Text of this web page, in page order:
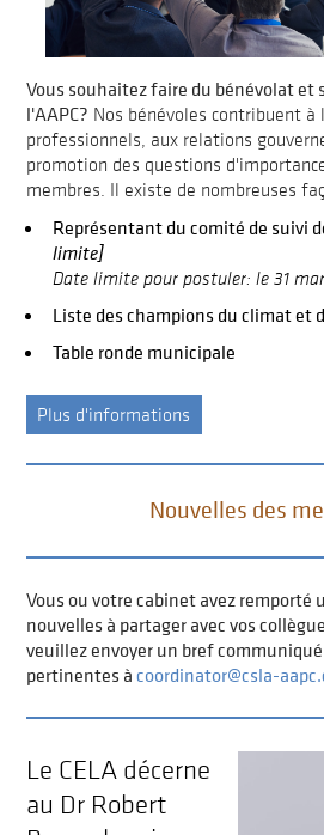
Vous souhaitez faire du bénévolat et
l'AAPC? Nos bénévoles contribuent
professionnels, aux relations
promotion des questions
membres. Il existe de nombreuses
Représentant du comité de suivi
limite]
Date limite pour postuler: le 31
Liste des champions du climat et
Table ronde municipale
Plus d'informations
Nouvelles des
Vous ou votre cabinet avez remporté
nouvelles à partager avec vos
veuillez envoyer un bref
pertinentes àcoordinator@csla-
Le CELA décerne
au Dr Robert